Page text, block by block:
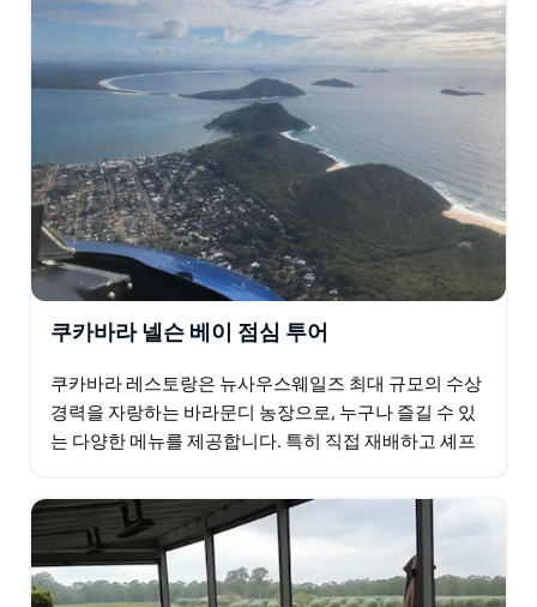
쿠카바라 넬슨 베이 점심 투어
쿠카바라 레스토랑은 뉴사우스웨일즈 최대 규모의 수상
경력을 자랑하는 바라문디 농장으로, 누구나 즐길 수 있
는 다양한 메뉴를 제공합니다. 특히 직접 재배하고 셰프
맛볼 수…